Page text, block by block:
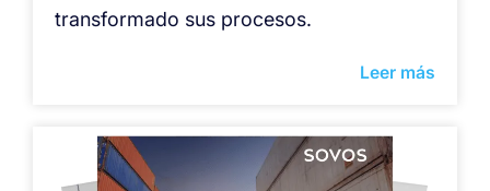
transformado sus procesos.
Leer más